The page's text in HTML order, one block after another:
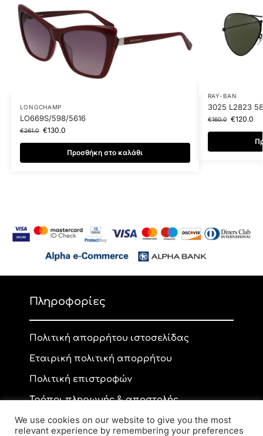
LONGCHAMP
LO669S/598/5616
€261.0 €130.0
Προσθήκη στο καλάθι
RAY-BAN
3025 L2823 58
€160.0 €120.0
Πληροφορίες
Πολιτική απορρήτου ιστοσελίδας
Εταιρική πολιτική απορρήτου
Πολιτική επιστροφών
Τρόποι πληρωμής & αποστολής
We use cookies on our website to give you the most
relevant experience by remembering your preferences